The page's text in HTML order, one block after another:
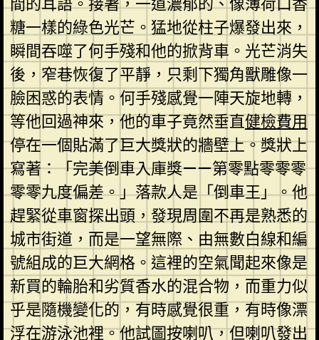
糖一樣的綠色光芒。猛地從柱子爆發出來，
瞬間吞噬了何手殘和他的掀背車。光芒消失
後，窄巷恢復了平靜，只剩下獨角獸雕像一
臉困惑的表情。何手殘感覺一陣天旋地轉，
等他回過神來，他的車子竟然垂直健檢費用
停在一個貼滿了巨大獎狀的牆壁上。獎狀上
寫著：「完美倒車入庫獎——第零點零零零
零零九度偏差。」落款人是「倒車王」。他
趕緊從車窗探出頭，發現周圍不再是熟悉的
城市街道，而是一望無際、由無數白線和編
號組成的巨大網格。這裡的空氣聞起來像是
新買的輪胎和劣質香水的混合物，而重力似
乎是隨機變化的，有時感覺很重，有時像漂
浮在游泳池裡。他試圖按喇叭，但喇叭發出